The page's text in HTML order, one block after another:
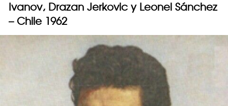
Ivanov, Drazan Jerkovic y Leonel Sánchez
– Chile 1962